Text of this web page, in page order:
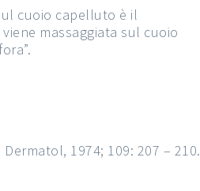
cuoio capelluto è il
massaggiata sul cuoio
1974; 109: 207 – 210.